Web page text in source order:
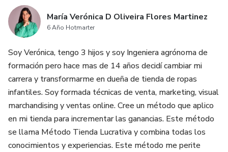
María Verónica D Oliveira Flores Martinez
6 Año Hotmarter
Soy Verónica, tengo 3 hijos y soy Ingeniera agrónoma de
formación pero hace mas de 14 años decidí cambiar mi
carrera y transformarme en dueña de tienda de ropas
infantiles. Soy formada técnicas de venta, marketing, visual
marchandising y ventas online. Cree un método que aplico
en mi tienda para incrementar las ganancias. Este método
se llama Método Tienda Lucrativa y combina todas los
conocimientos y experiencias. Este método me perite